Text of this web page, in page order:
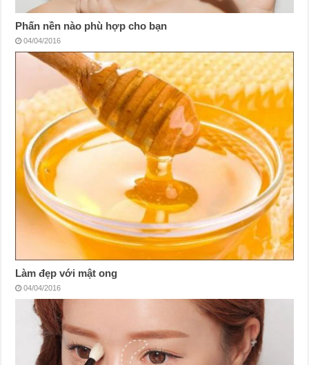
Phấn nền nào phù hợp cho bạn
04/04/2016
Làm đẹp với mật ong
04/04/2016